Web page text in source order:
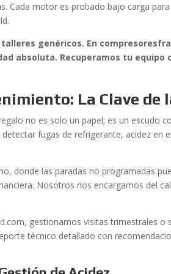
Cada motor es probado bajo carga
genéricos. En
absoluta. Recuperamos tu
La Clave de
no es solo un papel; es un escudo
fugas de refrigerante, acidez en
donde las paradas no programadas
Nosotros nos encargamos del
gestionamos visitas trimestrales o
técnico detallado con